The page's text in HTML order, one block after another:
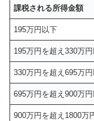
課税される所得金額
195万円以下
195万円を超え330万
330万円を超え695万
695万円を超え900万
900万円を超え1800万